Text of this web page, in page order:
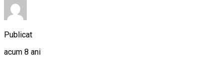
Publicat
acum 8 ani